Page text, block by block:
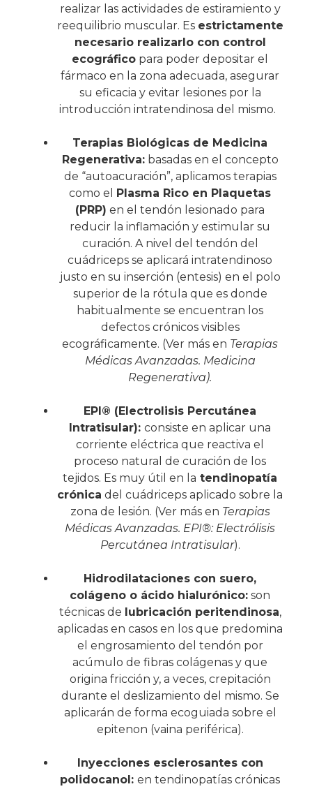
realizar las actividades de estiramiento y
reequilibrio muscular. Es estrictamente
necesario realizarlo con control
ecográfico para poder depositar el
fármaco en la zona adecuada, asegurar
su eficacia y evitar lesiones por la
introducción intratendinosa del mismo.
Terapias Biológicas de Medicina
Regenerativa:basadas en el concepto
de “autoacuración”, aplicamos terapias
como el
Plasma Rico en Plaquetas
(PRP) en el tendón lesionado para
reducir la inflamación y estimular su
curación. A nivel del tendón del
cuádriceps se aplicará intratendinoso
justo en su inserción (entesis) en el polo
superior de la rótula que es donde
habitualmente se encuentran los
defectos crónicos visibles
ecográficamente. (Ver más en Terapias
Médicas Avanzadas. Medicina
Regenerativa).
EPI® (Electrolisis Percutánea
Intratisular): consiste en aplicar una
corriente eléctrica que reactiva el
proceso natural de curación de los
tejidos. Es muy útil en la tendinopatía
crónica del cuádriceps aplicado sobre la
zona de lesión. (Ver más en Terapias
Médicas Avanzadas. EPI®: Electrólisis
Percutánea Intratisular).
Hidrodilataciones con suero,
colágeno o ácido hialurónico: son
técnicas de lubricación peritendinosa,
aplicadas en casos en los que predomina
el engrosamiento del tendón por
acúmulo de fibras colágenas y que
origina fricción y, a veces, crepitación
durante el deslizamiento del mismo. Se
aplicarán de forma ecoguiada sobre el
epitenon (vaina periférica).
Inyecciones esclerosantes con
polidocanol: en tendinopatías crónicas